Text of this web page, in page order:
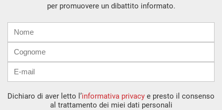
per promuovere un dibattito informato.
mail
Dichiaro di aver letto l’informativa privacy e presto il consenso
al trattamento dei miei dati personali